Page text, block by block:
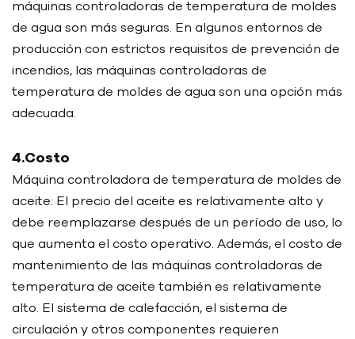
máquinas controladoras de temperatura de moldes
de agua son más seguras. En algunos entornos de
producción con estrictos requisitos de prevención de
incendios, las máquinas controladoras de
temperatura de moldes de agua son una opción más
adecuada.
4.Costo
Máquina controladora de temperatura de moldes de
aceite: El precio del aceite es relativamente alto y
debe reemplazarse después de un período de uso, lo
que aumenta el costo operativo. Además, el costo de
mantenimiento de las máquinas controladoras de
temperatura de aceite también es relativamente
alto. El sistema de calefacción, el sistema de
circulación y otros componentes requieren